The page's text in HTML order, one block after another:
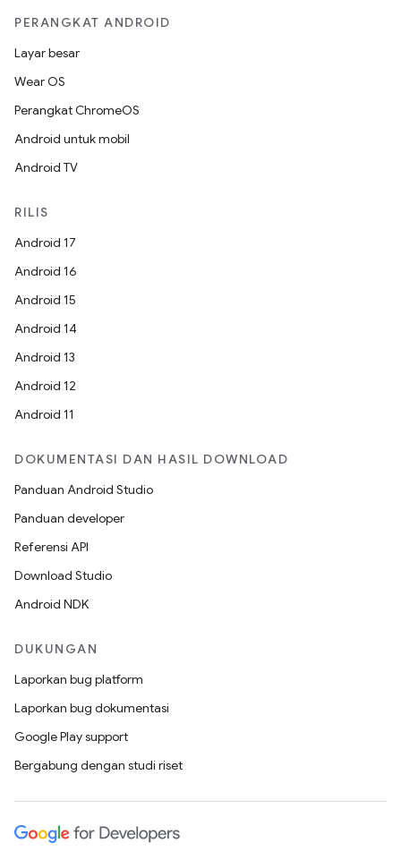
PERANGKAT ANDROID
Layar besar
Wear OS
Perangkat ChromeOS
Android untuk mobil
Android TV
RILIS
Android 17
Android 16
Android 15
Android 14
Android 13
Android 12
Android 11
DOKUMENTASI DAN HASIL DOWNLOAD
Panduan Android Studio
Panduan developer
Referensi API
Download Studio
Android NDK
DUKUNGAN
Laporkan bug platform
Laporkan bug dokumentasi
Google Play support
Bergabung dengan studi riset